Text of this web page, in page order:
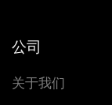
公司
关于我们